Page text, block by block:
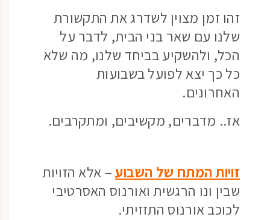
זהו זמן מצוין לשדרג את התקשורת
שלנו עם שאר בני הבית, לדבר על
הכל, ולהשקיע בביחד שלנו, מה שלא
כל כך יצא לפועל בשבועות
האחרונים.
אז.. מדברים, מקשיבים, ומתקרבים.
זויות המתח של השבוע– אלא הזויות
שבין ונו הרגשית ואורנוס האסרטיבי
לכוכב אורנוס התזזיתי.